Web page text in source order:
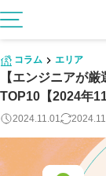
コラム エリア
【エンジニアが
TOP10【2024年11
2024.11.01